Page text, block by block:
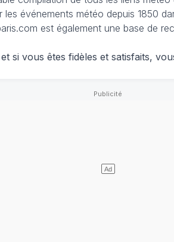
les événements météo depuis 1850
est également une base de
si vous êtes fidèles et satisfaits,